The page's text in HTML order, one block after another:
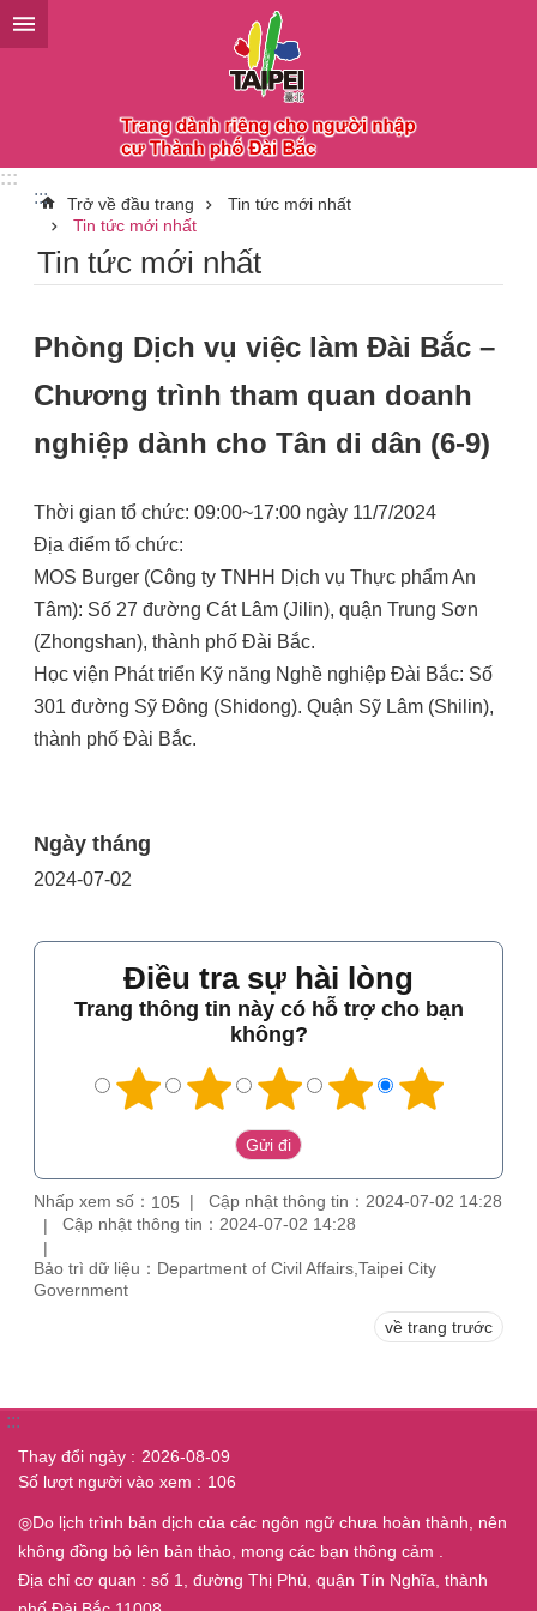
Chuyển đến khối nội dung chính
:::
:::
Trở về đầu trang
Tin tức mới nhất
Tin tức mới nhất
Tin tức mới nhất
Phòng Dịch vụ việc làm Đài Bắc –
Chương trình tham quan doanh
nghiệp dành cho Tân di dân (6-9)
Thời gian tổ chức: 09:00~17:00 ngày 11/7/2024
Địa điểm tổ chức:
MOS Burger (Công ty TNHH Dịch vụ Thực phẩm An
Tâm): Số 27 đường Cát Lâm (Jilin), quận Trung Sơn
(Zhongshan), thành phố Đài Bắc.
Học viện Phát triển Kỹ năng Nghề nghiệp Đài Bắc: Số
301 đường Sỹ Đông (Shidong). Quận Sỹ Lâm (Shilin),
thành phố Đài Bắc.
Ngày tháng
2024-07-02
Điều tra sự hài lòng
Trang thông tin này có hỗ trợ cho bạn
không?
Nhấp xem số： 105
Cập nhật thông tin：2024-07-02 14:28
Cập nhật thông tin：2024-07-02 14:28
Bảo trì dữ liệu：Department of Civil Affairs,Taipei City
Government
về trang trước
:::
Thay đổi ngày
2026-08-09
Số lượt người vào xem
106
◎Do lịch trình bản dịch của các ngôn ngữ chưa hoàn thành, nên
không đồng bộ lên bản thảo, mong các bạn thông cảm .
Địa chỉ cơ quan : số 1, đường Thị Phủ, quận Tín Nghĩa, thành